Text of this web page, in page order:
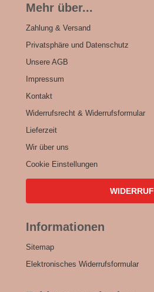
Mehr über...
Zahlung & Versand
Privatsphäre und Datenschutz
Unsere AGB
Impressum
Kontakt
Widerrufsrecht & Widerrufsformular
Lieferzeit
Wir über uns
Cookie Einstellungen
WIDERRUF
Informationen
Sitemap
Elektronisches Widerrufsformular